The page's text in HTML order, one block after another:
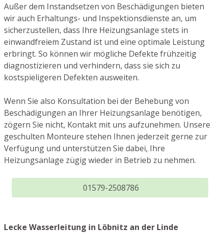
Außer dem Instandsetzen von Beschädigungen bieten
wir auch Erhaltungs- und Inspektionsdienste an, um
sicherzustellen, dass Ihre Heizungsanlage stets in
einwandfreiem Zustand ist und eine optimale Leistung
erbringt. So können wir mögliche Defekte frühzeitig
diagnostizieren und verhindern, dass sie sich zu
kostspieligeren Defekten ausweiten.
Wenn Sie also Konsultation bei der Behebung von
Beschädigungen an Ihrer Heizungsanlage benötigen,
zögern Sie nicht, Kontakt mit uns aufzunehmen. Unsere
geschulten Monteure stehen Ihnen jederzeit gerne zur
Verfügung und unterstützen Sie dabei, Ihre
Heizungsanlage zügig wieder in Betrieb zu nehmen.
01579-2508786
Lecke Wasserleitung in Löbnitz an der Linde